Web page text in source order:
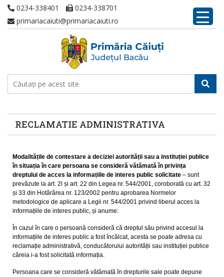
0234-338401
0234-338701
primariacaiuti@primariacaiuti.ro
RECLAMATIE ADMINISTRATIVA
Modalitățile de contestare a deciziei autorității sau a instituției publice
în situația în care persoana se consideră vătămată în privința
dreptului de acces la informațiile de interes public solicitate – sunt
prevăzute la art. 2l și art. 22 din Legea nr. 544/2001, coroborată cu art. 32
și 33 din Hotărârea nr. 123/2002 pentru aprobarea Normelor
metodologice de aplicare a Legii nr. 544/2001 privind liberul acces la
informațiile de interes public, și anume:
În cazul în care o persoană consideră că dreptul său privind accesul la
informațiile de interes public a fost încălcat, acesta se poate adresa cu
reclamație administrativă, conducătorului autorității sau instituției publice
căreia i-a fost solicitată informația.
Persoana care se consideră vătămată în drepturile sale poate depune